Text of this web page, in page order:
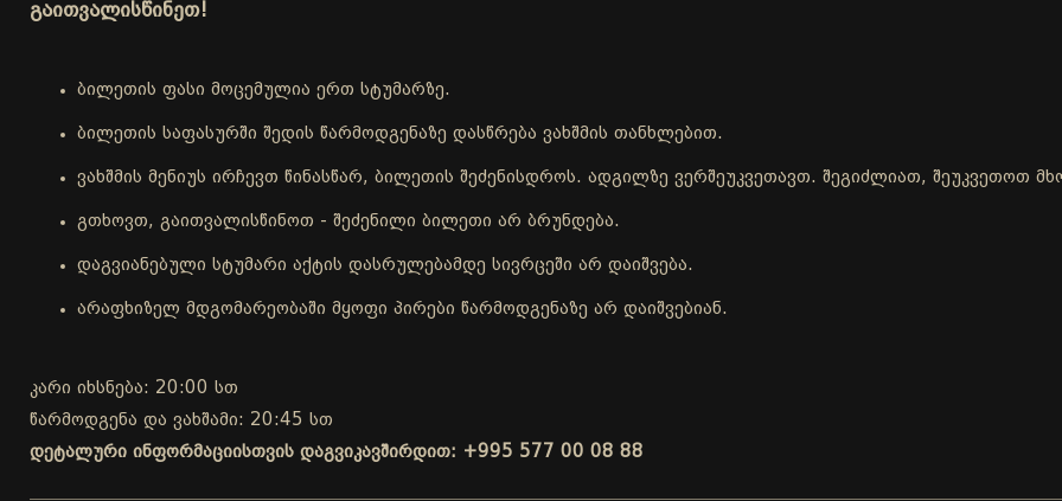
გაითვალისწინეთ!
ბილეთის ფასი მოცემულია ერთ სტუმარზე.
ბილეთის საფასურში შედის წარმოდგენაზე დასწრება ვახშმის თანხლებით.
ვახშმის მენიუს ირჩევთ წინასწარ, ბილეთის შეძენისდროს. ადგილზე ვერშეუკვეთავთ. შეგიძლიათ,
გთხოვთ, გაითვალისწინოთ - შეძენილი ბილეთი არ ბრუნდება.
დაგვიანებული სტუმარი აქტის დასრულებამდე სივრცეში არ დაიშვება.
არაფხიზელ მდგომარეობაში მყოფი პირები წარმოდგენაზე არ დაიშვებიან.
კარი იხსნება: 20:00 სთ
წარმოდგენა და ვახშამი: 20:45 სთ
დეტალური ინფორმაციისთვის დაგვიკავშირდით: +995 577 00 08 88